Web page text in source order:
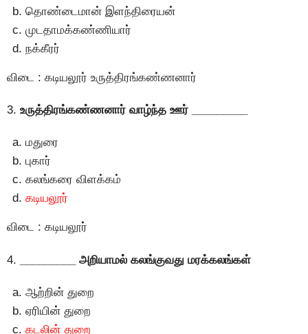
தொண்டைமான் இளந்திரையன்
முடதாமக்கண்ணியார்
நக்கீரர்
விடை : கடியலூர் உருத்திரங்கண்ணனார்
3. உருத்திரங்கண்ணனார் வாழ்ந்த ஊர் _________
மதுரை
புகார்
கலங்கரை விளக்கம்
கடியலூர்
விடை : கடியலூர்
4. _________ அறியாமல் கலங்குவது மரக்கலங்கள்
ஆற்றின் துறை
ஏரியின் துறை
கடலின் துறை